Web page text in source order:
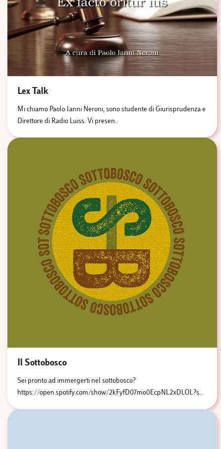
Lex Talk
Mi chiamo Paolo Ianni Neroni, sono studente di Giurisprudenza e
Direttore di Radio Luiss. Vi presen..
Il Sottobosco
Sei pronto ad immergerti nel sottobosco?
https://open.spotify.com/show/2kFyfD07mo0EcpNL2xDLOL?s..